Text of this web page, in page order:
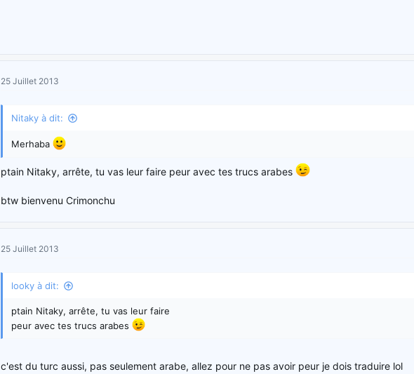
25 Juillet 2013
Nitaky à dit:
Merhaba
ptain Nitaky, arrête, tu vas leur faire peur avec tes trucs arabes
btw bienvenu Crimonchu
25 Juillet 2013
looky à dit:
ptain Nitaky, arrête, tu vas leur faire
peur avec tes trucs arabes
c'est du turc aussi, pas seulement arabe, allez pour ne pas avoir peur je dois traduire lol